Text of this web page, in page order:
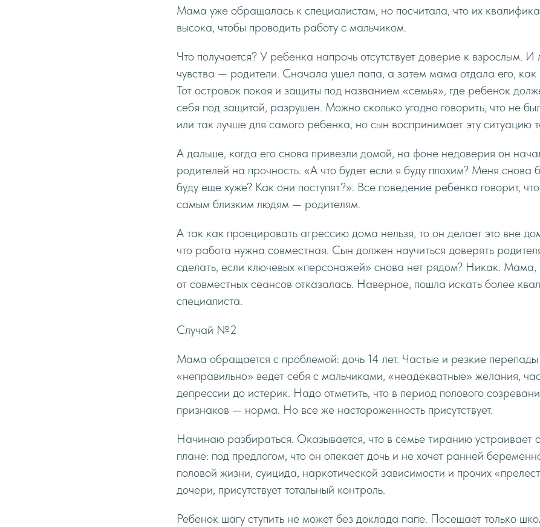
Мама уже обращалась к специалистам, но посчитала, что их
высока, чтобы проводить работу с мальчиком.
Что получается? У ребенка напрочь отсутствует доверие к взрослым. И
чувства — родители. Сначала ушел папа, а затем мама отдала его, как
Тот островок покоя и защиты под названием «семья», где ребенок
себя под защитой, разрушен. Можно сколько угодно говорить, что не
или так лучше для самого ребенка, но сын воспринимает эту ситуацию
А дальше, когда его снова привезли домой, на фоне недоверия он
родителей на прочность. «А что будет если я буду плохим? Меня снова
буду еще хуже? Как они поступят?». Все поведение ребенка говорит,
самым близким людям — родителям.
А так как проецировать агрессию дома нельзя, то он делает это вне
что работа нужна совместная. Сын должен научиться доверять
сделать, если ключевых «персонажей» снова нет рядом? Никак. Мама,
от совместных сеансов отказалась. Наверное, пошла искать более
специалиста.
Случай №2
Мама обращается с проблемой: дочь 14 лет. Частые и резкие
«неправильно» ведет себя с мальчиками, «неадекватные» желания,
депрессии до истерик. Надо отметить, что в период полового
признаков — норма. Но все же настороженность присутствует.
Начинаю разбираться. Оказывается, что в семье тиранию устраивает
плане: под предлогом, что он опекает дочь и не хочет ранней
половой жизни, суицида, наркотической зависимости и прочих
дочери, присутствует тотальный контроль.
Ребенок шагу ступить не может без доклада папе. Посещает только